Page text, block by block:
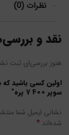
نظرات (0)
نقد و
هنوز بررسی‌ای ثبت
اولین کسی باشید
سوپر 400 7 پره”
نشانی ایمیل شما
شده‌اند *